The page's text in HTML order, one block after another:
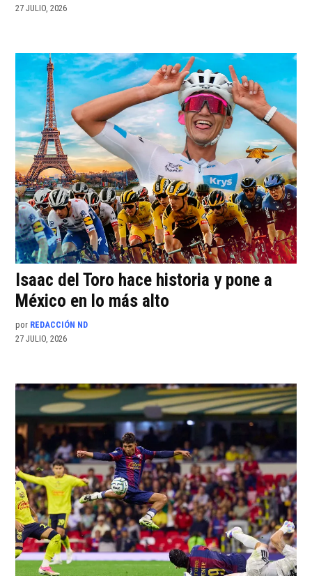
27 JULIO, 2026
Isaac del Toro hace historia y pone a
México en lo más alto
por REDACCIÓN ND
27 JULIO, 2026